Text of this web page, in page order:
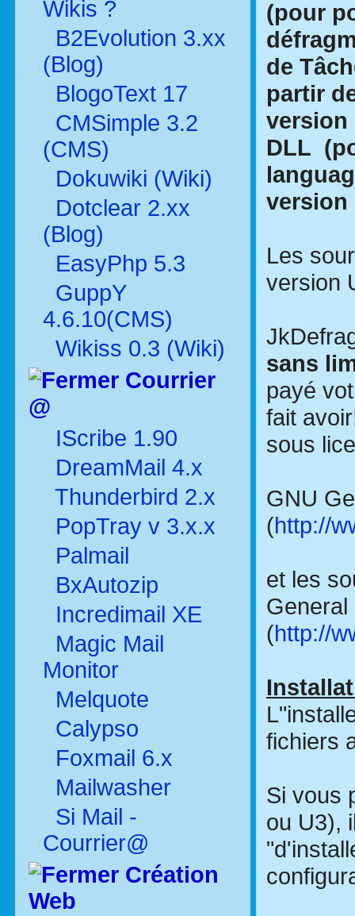
Wikis ?
B2Evolution 3.xx
(Blog)
BlogoText 17
CMSimple 3.2
(CMS)
Dokuwiki (Wiki)
Dotclear 2.xx
(Blog)
EasyPhp 5.3
GuppY
4.6.10(CMS)
Wikiss 0.3 (Wiki)
Courrier
@
IScribe 1.90
DreamMail 4.x
Thunderbird 2.x
PopTray v 3.x.x
Palmail
BxAutozip
Incredimail XE
Magic Mail
Monitor
Melquote
Calypso
Foxmail 6.x
Mailwasher
Si Mail -
Courrier@
Création
Web
(pour
de
partir
version
DLL
version
Les
version
sans
payé
fait
sous
GNU
(http://
et les
General
(http://
fichiers
Si vous
ou U3),